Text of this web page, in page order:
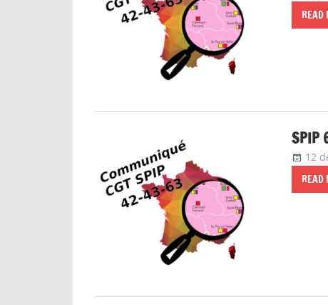
READ
SPIP
12
READ